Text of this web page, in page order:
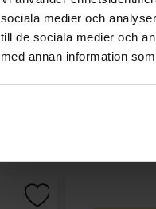
sociala medier och
till de sociala medier och
med annan information